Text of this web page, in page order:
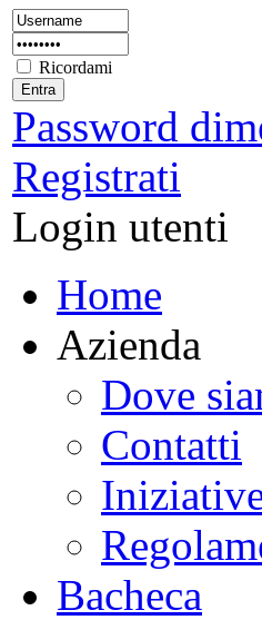
Ricordami
Password
Registrati
Login utenti
Home
Azienda
Dove
Contatti
Bacheca